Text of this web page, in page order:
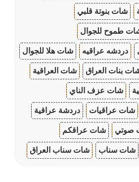
شات بنوتة قلبي
طموح للجوال
دردشه عراقيه شات هلا للجوال
بنات العراق شات العراقية
شات عزف الناي
شات عراقيات دردشة عراقية
صوتي شات عراقكم
شات سناب شات سناب العراق